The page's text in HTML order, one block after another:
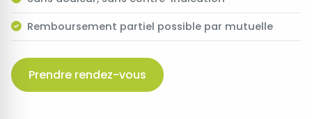
Remboursement partiel possible par mutuelle
Prendre rendez-vous